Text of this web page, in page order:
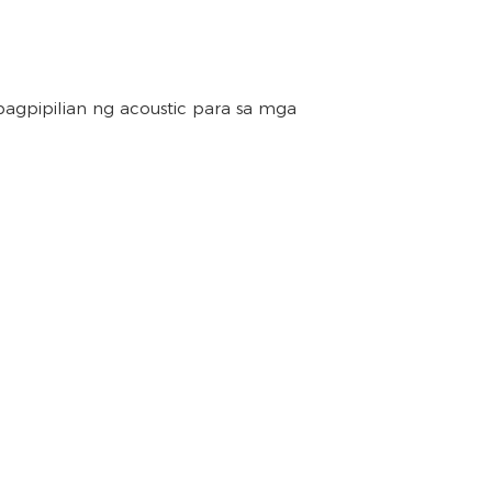
ng acoustic para sa mga